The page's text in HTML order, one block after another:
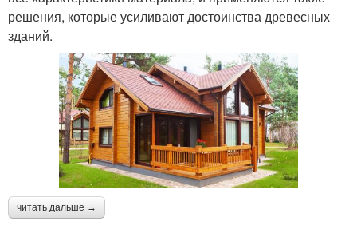
решения, которые усиливают достоинства древесных
зданий.
читать дальше →